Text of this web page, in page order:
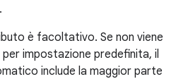
è facoltativo. Se non viene
impostazione predefinita, il
include la maggior parte